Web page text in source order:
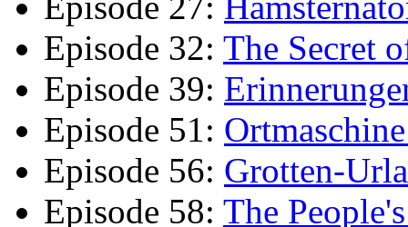
Episode 32: The Secret
Episode 39:
Episode 51:
Episode 56: Grotten-
Episode 58: The